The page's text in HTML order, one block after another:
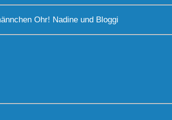
Ohr! Nadine und Bloggi